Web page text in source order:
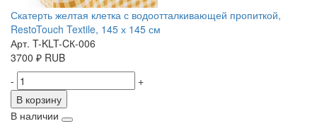
Скатерть желтая клетка с водоотталкивающей пропиткой,
RestoTouch Textile, 145 х 145 см
Арт. T-KLT-CК-006
3700 ₽ RUB
-
+
В корзину
В наличии